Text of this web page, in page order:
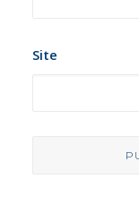
Site